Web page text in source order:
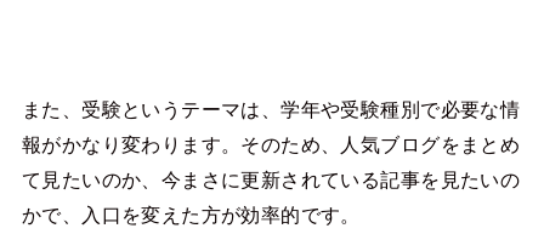
また、受験というテーマは、学年や受験種別で必要な情
報がかなり変わります。そのため、人気ブログをまとめ
て見たいのか、今まさに更新されている記事を見たいの
かで、入口を変えた方が効率的です。